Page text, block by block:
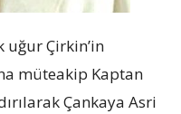
uğur Çirkin’in
müteakip Kaptan
Çankaya Asri